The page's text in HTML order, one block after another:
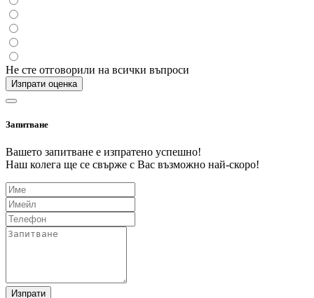
Не сте отговорили на всички въпроси
Изпрати оценка
Запитване
Вашето запитване е изпратено успешно!
Наш колега ще се свърже с Вас възможно най-скоро!
Изпрати